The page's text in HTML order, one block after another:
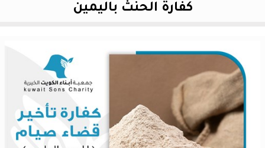
كفارة الحنث باليمين